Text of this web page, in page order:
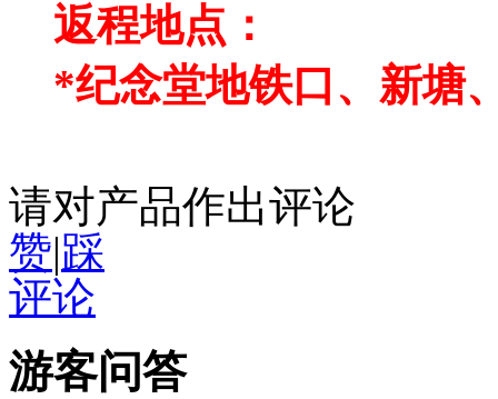
返程地点：
*纪念堂地铁口、新塘
请对产品作出评论
赞|踩
评论
游客问答